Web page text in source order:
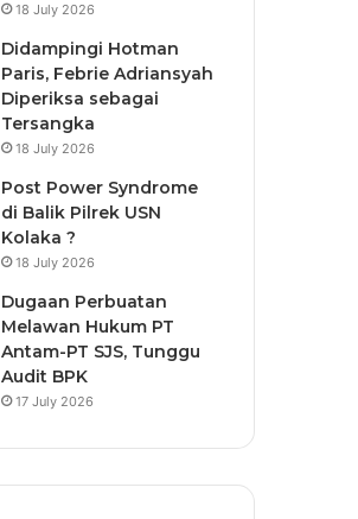
18 July 2026
Didampingi Hotman
Paris, Febrie Adriansyah
Diperiksa sebagai
Tersangka
18 July 2026
Post Power Syndrome
di Balik Pilrek USN
Kolaka ?
18 July 2026
Dugaan Perbuatan
Melawan Hukum PT
Antam-PT SJS, Tunggu
Audit BPK
17 July 2026